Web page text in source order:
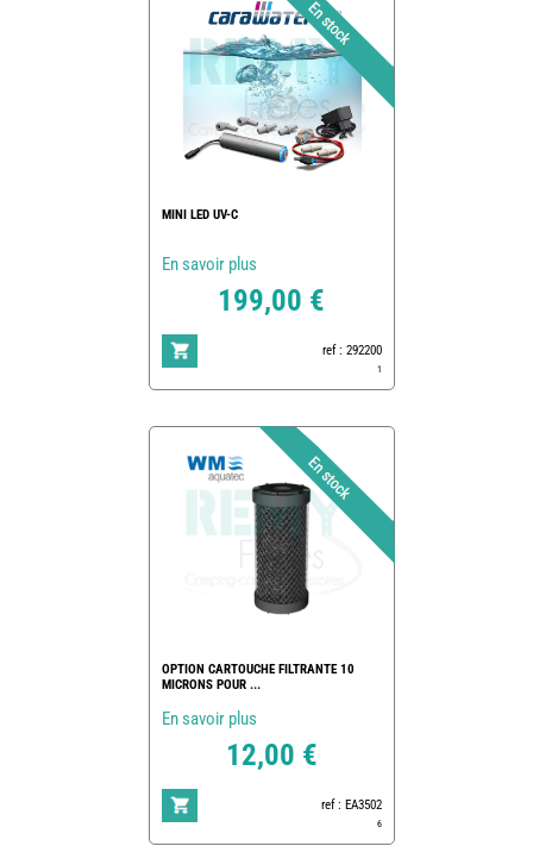
MINI LED UV-C
En savoir plus
199,00 €
ref : 292200
1
OPTION CARTOUCHE FILTRANTE 10
MICRONS POUR ...
En savoir plus
12,00 €
ref : EA3502
6